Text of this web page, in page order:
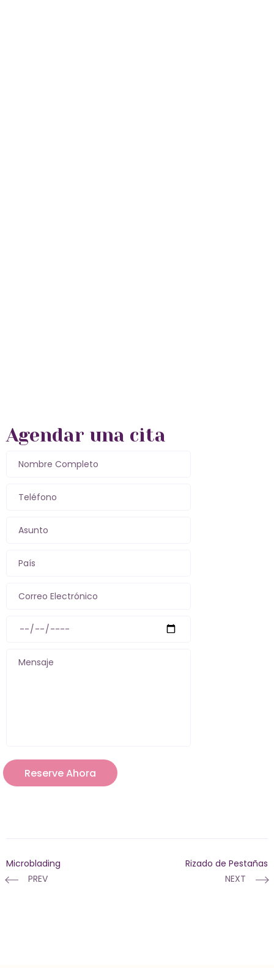
Agendar una cita
Nombre Completo
Teléfono
Asunto
País
Correo Electrónico
Mensaje
Microblading
PREV
Rizado de Pestañas
NEXT